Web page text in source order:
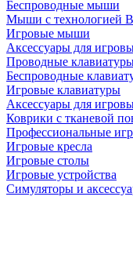
Беспроводные мыши
Мыши с технологией
Игровые мыши
Аксессуары для
Проводные
Беспроводные
Игровые клавиатуры
Аксессуары для
Коврики с тканевой
Профессиональные
Игровые кресла
Игровые столы
Игровые устройства
Симуляторы и